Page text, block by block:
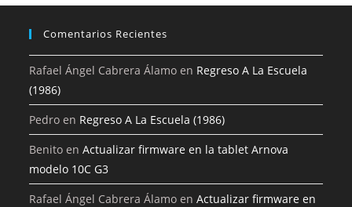
Comentarios Recientes
Rafael Ángel Cabrera Álamo en Regreso A La Escuela
(1986)
Pedro en Regreso A La Escuela (1986)
Benito enActualizar firmware en la tablet Arnova
modelo 10C G3
Rafael Ángel Cabrera Álamo enActualizar firmware en